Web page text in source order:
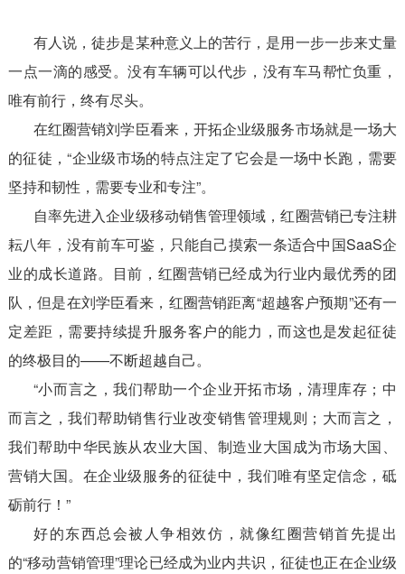
有人说，徒步是某种意义上的苦行，是用一步一步来丈量
一点一滴的感受。没有车辆可以代步，没有车马帮忙负重，
唯有前行，终有尽头。
在红圈营销刘学臣看来，开拓企业级服务市场就是一场大
的征徒，“企业级市场的特点注定了它会是一场中长跑，需要
坚持和韧性，需要专业和专注”。
自率先进入企业级移动销售管理领域，红圈营销已专注耕
耘八年，没有前车可鉴，只能自己摸索一条适合中国SaaS企
业的成长道路。目前，红圈营销已经成为行业内最优秀的团
队，但是在刘学臣看来，红圈营销距离“超越客户预期”还有一
定差距，需要持续提升服务客户的能力，而这也是发起征徒
的终极目的——不断超越自己。
“小而言之，我们帮助一个企业开拓市场，清理库存；中
而言之，我们帮助销售行业改变销售管理规则；大而言之，
我们帮助中华民族从农业大国、制造业大国成为市场大国、
营销大国。在企业级服务的征徒中，我们唯有坚定信念，砥
砺前行！”
好的东西总会被人争相效仿，就像红圈营销首先提出
的“移动营销管理”理论已经成为业内共识，征徒也正在企业级